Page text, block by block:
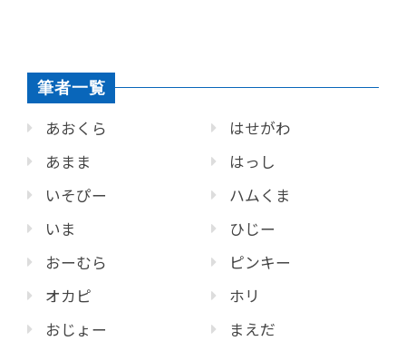
筆者一覧
あおくら
あまま
いそぴー
いま
おーむら
オカピ
おじょー
はせがわ
はっし
ハムくま
ひじー
ピンキー
ホリ
まえだ